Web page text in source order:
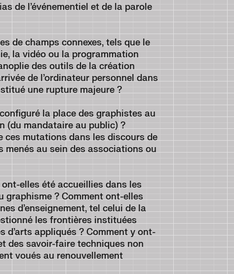
de l’événementiel et de la parole
de champs connexes, tels que le
la vidéo ou la programmation
des outils de la création
de l’ordinateur personnel dans
une rupture majeure ?
la place des graphistes au
(du mandataire au public) ?
ces mutations dans les discours de
au sein des associations ou
elles été accueillies dans les
graphisme ? Comment ont-elles
d’enseignement, tel celui de la
les frontières instituées
d’arts appliqués ? Comment y ont-
des savoir-faire techniques non
voués au renouvellement